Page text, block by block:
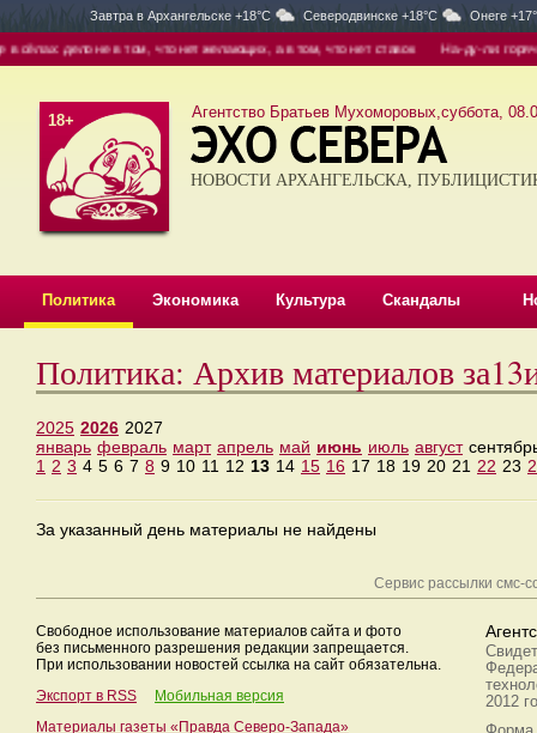
Завтра в Архангельске +18°C Северодвинске +18°C Онеге
дело не в том, что нет желающих, а в том, что нет ставок На-ду-ли:
18+ Агентство Братьев Мухоморовых,суббота,
НОВОСТИ АРХАНГЕЛЬСКА,
Политика Экономика Культура Скандалы
Политика: Архив материалов
2025 2026 2027
январь февраль март апрель май июнь июль август
1 2 3 4 5 6 7 8 9 10 11 12 13 14 15 16 17 18 19 20 21 22 23
За указанный день материалы не найдены
Сервис рассылки смс-
Свободное использование материалов сайта и фото
без письменного разрешения редакции запрещается.
При использовании новостей ссылка на сайт обязательна.
Экспорт в RSS
Мобильная версия
Материалы газеты «Правда Северо-Запада»
2012